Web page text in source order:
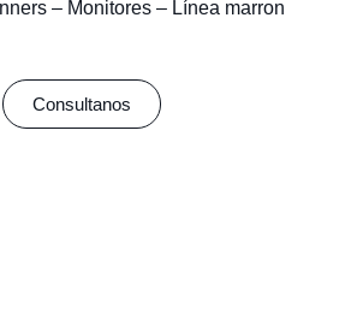
– Monitores – Línea marron
Consultanos